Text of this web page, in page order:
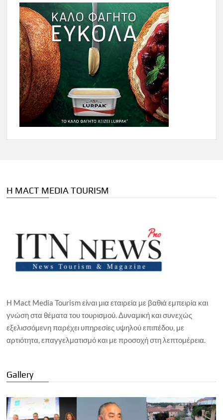
Η MACT MEDIA TOURISM
Η Mact Media Tourism είναι μια εταιρεία με βαθιά εμπειρία και
γνώση στα θέματα του τουρισμού. Δυναμική και συνεχώς
εξελισσόμενη παρέχει υπηρεσίες υψηλού επιπέδου, με
αρτιότητα, επαγγελματισμό και με προσοχή στη λεπτομέρεια.
Gallery